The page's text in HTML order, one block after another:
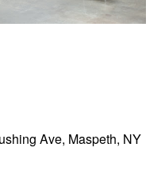
Ave, Maspeth, NY